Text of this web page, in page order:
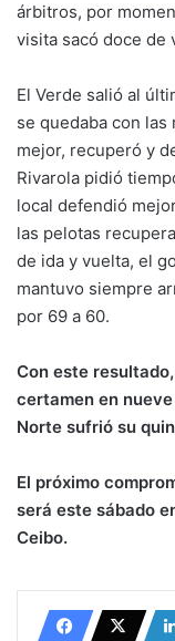
árbitros, por
visita sacó doce de
El Verde salió al
se quedaba con
mejor, recuperó y
Rivarola pidió
local defendió
las pelotas
de ida y vuelta, el
mantuvo siempre
por 69 a 60.
Con este
certamen en
Norte sufrió su
El próximo
será este sábado
Ceibo.